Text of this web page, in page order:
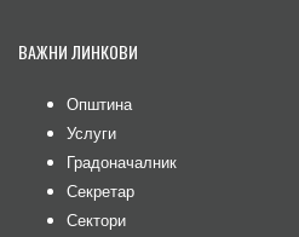
ВАЖНИ ЛИНКОВИ
Општина
Услуги
Градоначалник
Секретар
Сектори